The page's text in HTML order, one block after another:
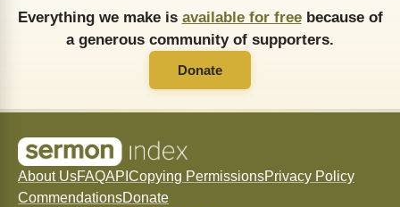
Everything we make is available for freebecause of
a generous community of supporters.
Donate
About UsFAQAPI Copying PermissionsPrivacy Policy
CommendationsDonate